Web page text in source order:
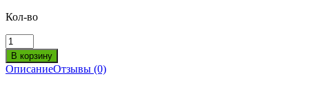
Кол-во
ОписаниеОтзывы (0)